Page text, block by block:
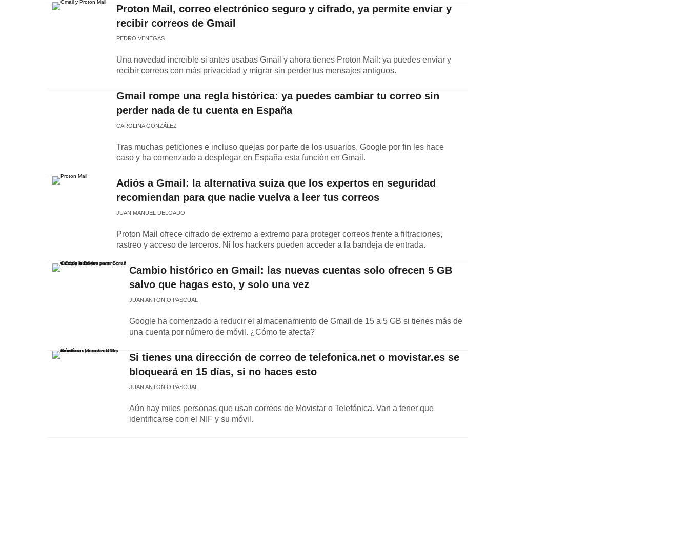
Proton Mail, correo electrónico seguro y cifrado, ya permite enviar y
recibir correos de Gmail
PEDRO VENEGAS
Una novedad increíble si antes usabas Gmail y ahora tienes Proton Mail: ya puedes enviar y
recibir correos con más privacidad y migrar sin perder tus mensajes antiguos.
Gmail rompe una regla histórica: ya puedes cambiar tu correo sin
perder nada de tu cuenta en España
CAROLINA GONZÁLEZ
Tras muchas peticiones e incluso quejas por parte de los usuarios, Google por fin les hace
caso y ha comenzado a desplegar en España esta función en Gmail.
Adiós a Gmail: la alternativa suiza que los expertos en seguridad
recomiendan para que nadie vuelva a leer tus correos
JUAN MANUEL DELGADO
Proton Mail ofrece cifrado de extremo a extremo para proteger correos frente a filtraciones,
rastreo y acceso de terceros. Ni los hackers pueden acceder a la bandeja de entrada.
Cambio histórico en Gmail: las nuevas cuentas solo ofrecen 5 GB
salvo que hagas esto, y solo una vez
JUAN ANTONIO PASCUAL
Google ha comenzado a reducir el almacenamiento de Gmail de 15 a 5 GB si tienes más de
una cuenta por número de móvil. ¿Cómo te afecta?
Si tienes una dirección de correo de telefonica.net o movistar.es se
bloqueará en 15 días, si no haces esto
JUAN ANTONIO PASCUAL
Aún hay miles personas que usan correos de Movistar o Telefónica. Van a tener que
identificarse con el NIF y su móvil.